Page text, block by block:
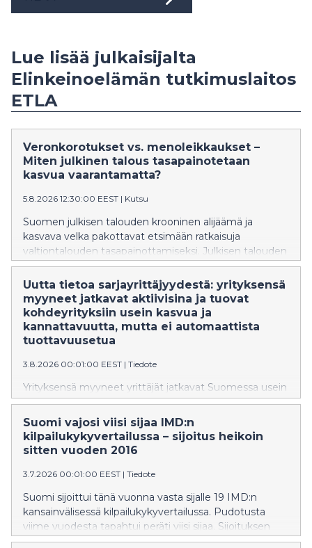
Lue lisää julkaisijalta
Elinkeinoelämän tutkimuslaitos
ETLA
Veronkorotukset vs. menoleikkaukset –
Miten julkinen talous tasapainotetaan
kasvua vaarantamatta?
5.8.2026 12:30:00 EEST | Kutsu
Suomen julkisen talouden krooninen alijäämä ja
kasvava velka pakottavat etsimään ratkaisuja
valtiontalouden tasapainottamiseksi. Julkisen talouden
vakauttaminen on välttämätöntä, mutta miten
sopeutustoimet vaikuttavat Suomen talouskasvuun, ja
millä keinoilla vauriot minimoidaan?
Uutta tietoa sarjayrittäjyydestä: yrityksensä
myyneet jatkavat aktiivisina ja tuovat
kohdeyrityksiin usein kasvua ja
kannattavuutta, mutta ei automaattista
tuottavuusetua
3.8.2026 00:01:00 EEST | Tiedote
Yrityksensä myyneet yrittäjät jatkavat Suomessa usein
aktiivisissa omistus-, hallitus- ja johtotehtävissä toisissa
yrityksissä. Elinkeinoelämän tutkimuslaitoksen tuoreen
tutkimuksen mukaan omista yrityksistään
irtautuneiden yrittäjien henkilökohtaiset resurssit
suuremman mittakaavan. Kasvuvaikutukset eivät
työn tuottavuudeksi. Sarjayrittäjien ns.
yrittäjyyspääoma – eli varallisuus, osaaminen ja
verkostot – kanavoituu usein jo olemassa oleviin
Suomi vajosi viisi sijaa IMD:n
kilpailukykyvertailussa – sijoitus heikoin
sitten vuoden 2016
3.7.2026 00:01:00 EEST | Tiedote
Suomi sijoittui tänä vuonna vasta sijalle 19 IMD:n
kansainvälisessä kilpailukykyvertailussa. Pudotusta
viime vuodesta tapahtui peräti viisi sijaa. Sijoituksen
aleneminen on huomattavan suuri, ja Suomen sijoitus